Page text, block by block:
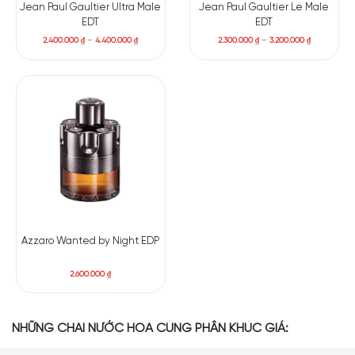
rõ lên dần dần.
cả các nốt hương khác ở cuối sáng tác này. Mùi thơm duy trì
trong thời gian dài và tầm phát tán cũng độc đáo và mạnh
mẽ. Từ đóm hương thơm giúp hoàn thiện của một kiệt tác.
Jean Paul Gaultier Ultra Male
EDT
2.400.000₫ –4.400.000₫
Jean Paul Gaultier Le Male
EDT
2.300.000₫– 3.200.000₫
Azzaro Wanted by Night EDP
2.600.000₫
NHỮNG CHAI NƯỚC HOA CÙNG PHÂN KHÚC GIÁ: